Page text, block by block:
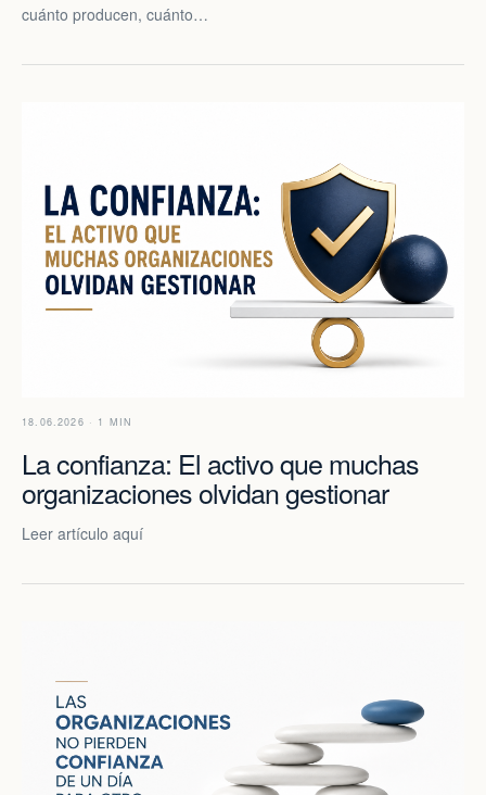
cuánto producen, cuánto…
18.06.2026 · 1 MIN
La confianza: El activo que muchas
organizaciones olvidan gestionar
Leer artículo aquí